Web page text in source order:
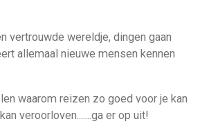
vertrouwde wereldje, dingen gaan
allemaal nieuwe mensen kennen
waarom reizen zo goed voor je kan
veroorloven.......ga er op uit!